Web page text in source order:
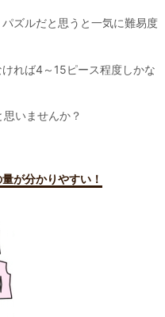
ズルだと思うと一気に難易度
れば4～15ピース程度しかな
いませんか？
が分かりやすい！